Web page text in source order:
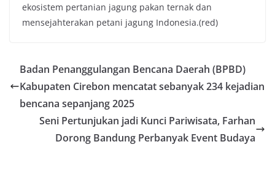
ekosistem pertanian jagung pakan ternak dan
mensejahterakan petani jagung Indonesia.(red)
Badan Penanggulangan Bencana Daerah (BPBD)
Kabupaten Cirebon mencatat sebanyak 234 kejadian
bencana sepanjang 2025
Seni Pertunjukan jadi Kunci Pariwisata, Farhan
Dorong Bandung Perbanyak Event Budaya